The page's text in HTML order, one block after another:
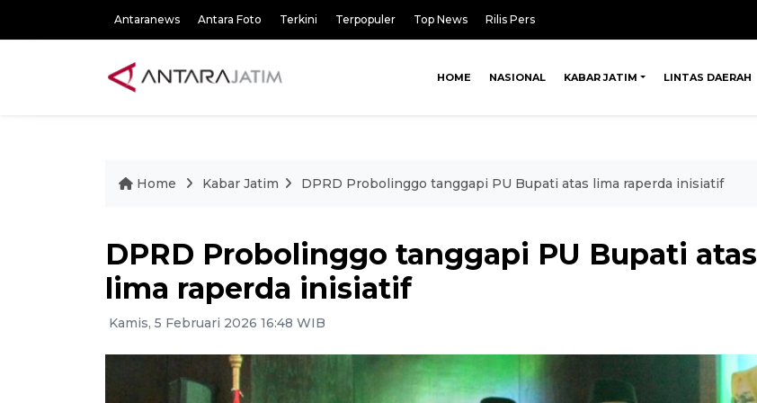
Antaranews Antara Foto Terkini Terpopuler Top News Rilis Pers
HOME NASIONAL KABAR JATIM LINTAS DAERAH
Home Kabar Jatim DPRD Probolinggo tanggapi PU Bupati atas lima raperda inisiatif
DPRD Probolinggo tanggapi PU Bupati atas
lima raperda inisiatif
Kamis, 5 Februari 2026 16:48 WIB